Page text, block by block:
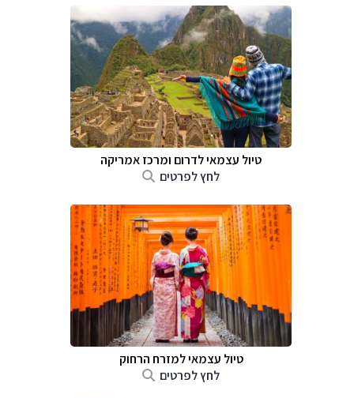
טיול עצמאי לדרום ומרכז אמריקה
לחץ לפרטים
טיול עצמאי למזרח הרחוק
לחץ לפרטים